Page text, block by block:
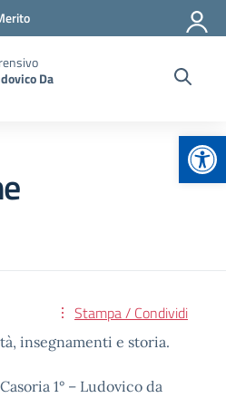
Da
Stampa / Condividi
insegnamenti e storia.
1° – Ludovico da